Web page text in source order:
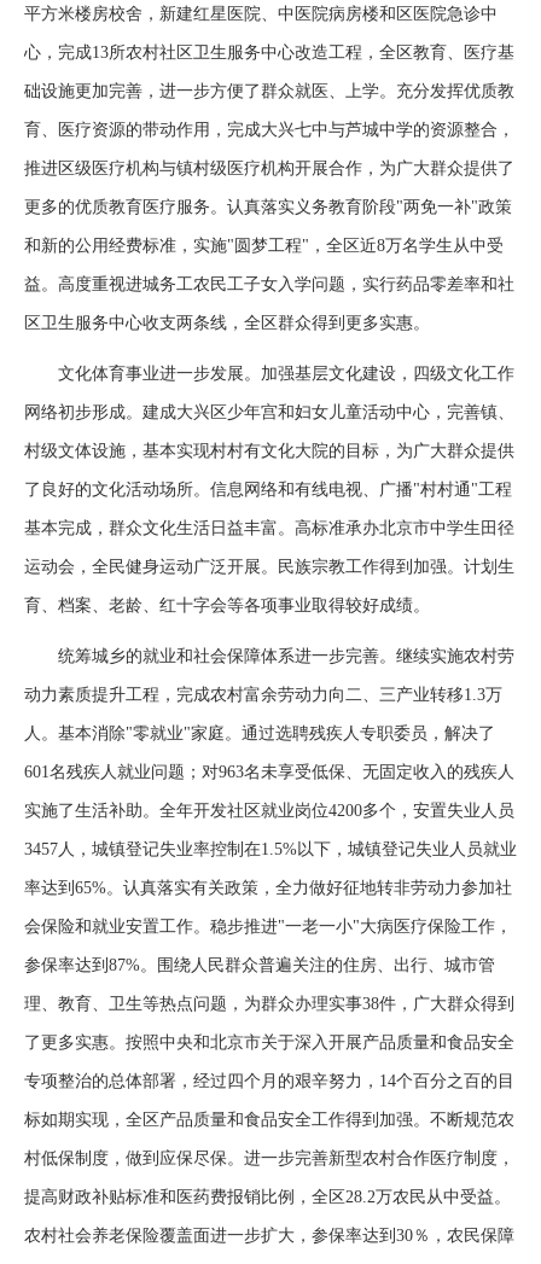
平方米楼房校舍，新建红星医院、中医院病房楼和区医院急诊中
心，完成13所农村社区卫生服务中心改造工程，全区教育、医疗基
础设施更加完善，进一步方便了群众就医、上学。充分发挥优质教
育、医疗资源的带动作用，完成大兴七中与芦城中学的资源整合，
推进区级医疗机构与镇村级医疗机构开展合作，为广大群众提供了
更多的优质教育医疗服务。认真落实义务教育阶段"两免一补"政策
和新的公用经费标准，实施"圆梦工程"，全区近8万名学生从中受
益。高度重视进城务工农民工子女入学问题，实行药品零差率和社
区卫生服务中心收支两条线，全区群众得到更多实惠。
文化体育事业进一步发展。加强基层文化建设，四级文化工作
网络初步形成。建成大兴区少年宫和妇女儿童活动中心，完善镇、
村级文体设施，基本实现村村有文化大院的目标，为广大群众提供
了良好的文化活动场所。信息网络和有线电视、广播"村村通"工程
基本完成，群众文化生活日益丰富。高标准承办北京市中学生田径
运动会，全民健身运动广泛开展。民族宗教工作得到加强。计划生
育、档案、老龄、红十字会等各项事业取得较好成绩。
统筹城乡的就业和社会保障体系进一步完善。继续实施农村劳
动力素质提升工程，完成农村富余劳动力向二、三产业转移1.3万
人。基本消除"零就业"家庭。通过选聘残疾人专职委员，解决了
601名残疾人就业问题；对963名未享受低保、无固定收入的残疾人
实施了生活补助。全年开发社区就业岗位4200多个，安置失业人员
3457人，城镇登记失业率控制在1.5%以下，城镇登记失业人员就业
率达到65%。认真落实有关政策，全力做好征地转非劳动力参加社
会保险和就业安置工作。稳步推进"一老一小"大病医疗保险工作，
参保率达到87%。围绕人民群众普遍关注的住房、出行、城市管
理、教育、卫生等热点问题，为群众办理实事38件，广大群众得到
了更多实惠。按照中央和北京市关于深入开展产品质量和食品安全
专项整治的总体部署，经过四个月的艰辛努力，14个百分之百的目
标如期实现，全区产品质量和食品安全工作得到加强。不断规范农
村低保制度，做到应保尽保。进一步完善新型农村合作医疗制度，
提高财政补贴标准和医药费报销比例，全区28.2万农民从中受益。
农村社会养老保险覆盖面进一步扩大，参保率达到30％，农民保障